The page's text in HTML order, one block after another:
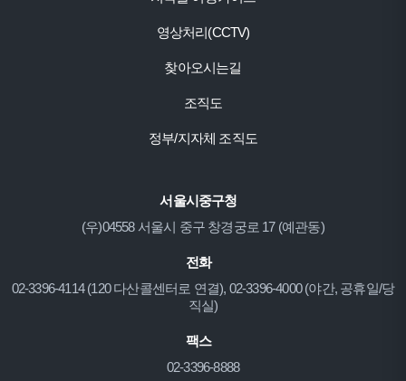
영상처리(CCTV)
찾아오시는길
조직도
정부/지자체 조직도
서울시중구청
(우)04558 서울시 중구 창경궁로 17 (예관동)
전화
02-3396-4114 (120 다산콜센터로 연결), 02-3396-4000 (야간, 공휴일/당
직실)
팩스
02-3396-8888